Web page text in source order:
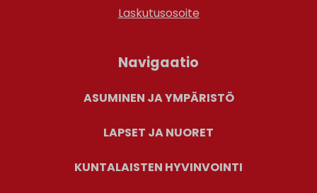
Laskutusosoite
Navigaatio
ASUMINEN JA YMPÄRISTÖ
LAPSET JA NUORET
KUNTALAISTEN HYVINVOINTI